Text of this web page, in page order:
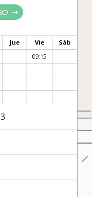
Jue Vie
Sáb
09:15